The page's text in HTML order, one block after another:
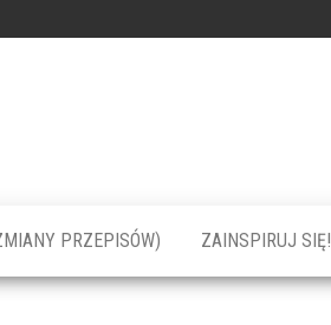
PRZEPISÓW) ZAINSPIRUJ SIĘ!